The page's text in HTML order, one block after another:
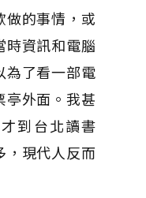
做的事情，或
時資訊和電腦
為了看一部電
亭外面。我甚
到台北讀書
，現代人反而